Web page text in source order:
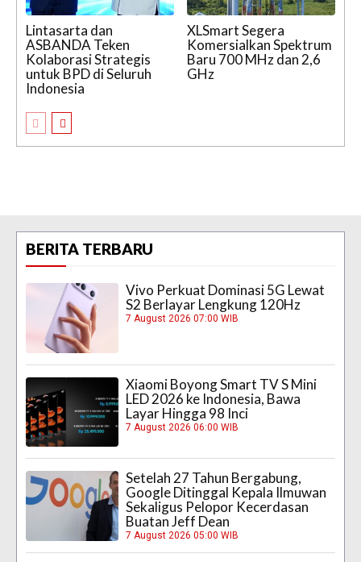
Lintasarta dan
ASBANDA Teken
Kolaborasi Strategis
untuk BPD di Seluruh
Indonesia
XLSmart Segera
Komersialkan Spektrum
Baru 700 MHz dan 2,6
GHz
BERITA TERBARU
Vivo Perkuat Dominasi 5G Lewat
S2 Berlayar Lengkung 120Hz
7 August 2026 07:00 WIB
Xiaomi Boyong Smart TV S Mini
LED 2026 ke Indonesia, Bawa
Layar Hingga 98 Inci
7 August 2026 06:00 WIB
Setelah 27 Tahun Bergabung,
Google Ditinggal Kepala Ilmuwan
Sekaligus Pelopor Kecerdasan
Buatan Jeff Dean
7 August 2026 05:00 WIB